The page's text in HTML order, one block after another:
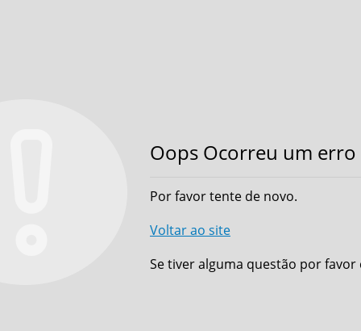
Oops Ocorreu um
Por favor tente de novo.
Voltar ao site
Se tiver alguma questão por favor